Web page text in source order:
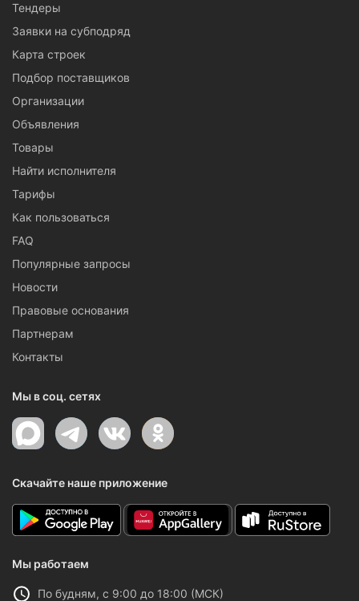
Тендеры
Заявки на субподряд
Карта строек
Подбор поставщиков
Организации
Объявления
Товары
Найти исполнителя
Тарифы
Как пользоваться
FAQ
Популярные запросы
Новости
Правовые основания
Партнерам
Контакты
Мы в соц. сетях
Скачайте наше приложение
Мы работаем
По будням, с 9:00 до 18:00 (МСК)